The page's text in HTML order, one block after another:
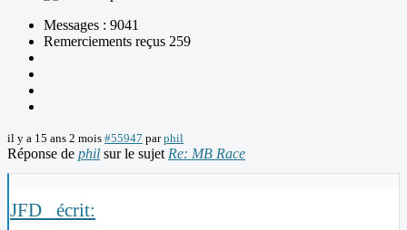
Messages : 9041
Remerciements reçus 259
il y a 15 ans 2 mois #55947 parphil
Réponse de phil sur le sujet Re: MB Race
JFD_ écrit: